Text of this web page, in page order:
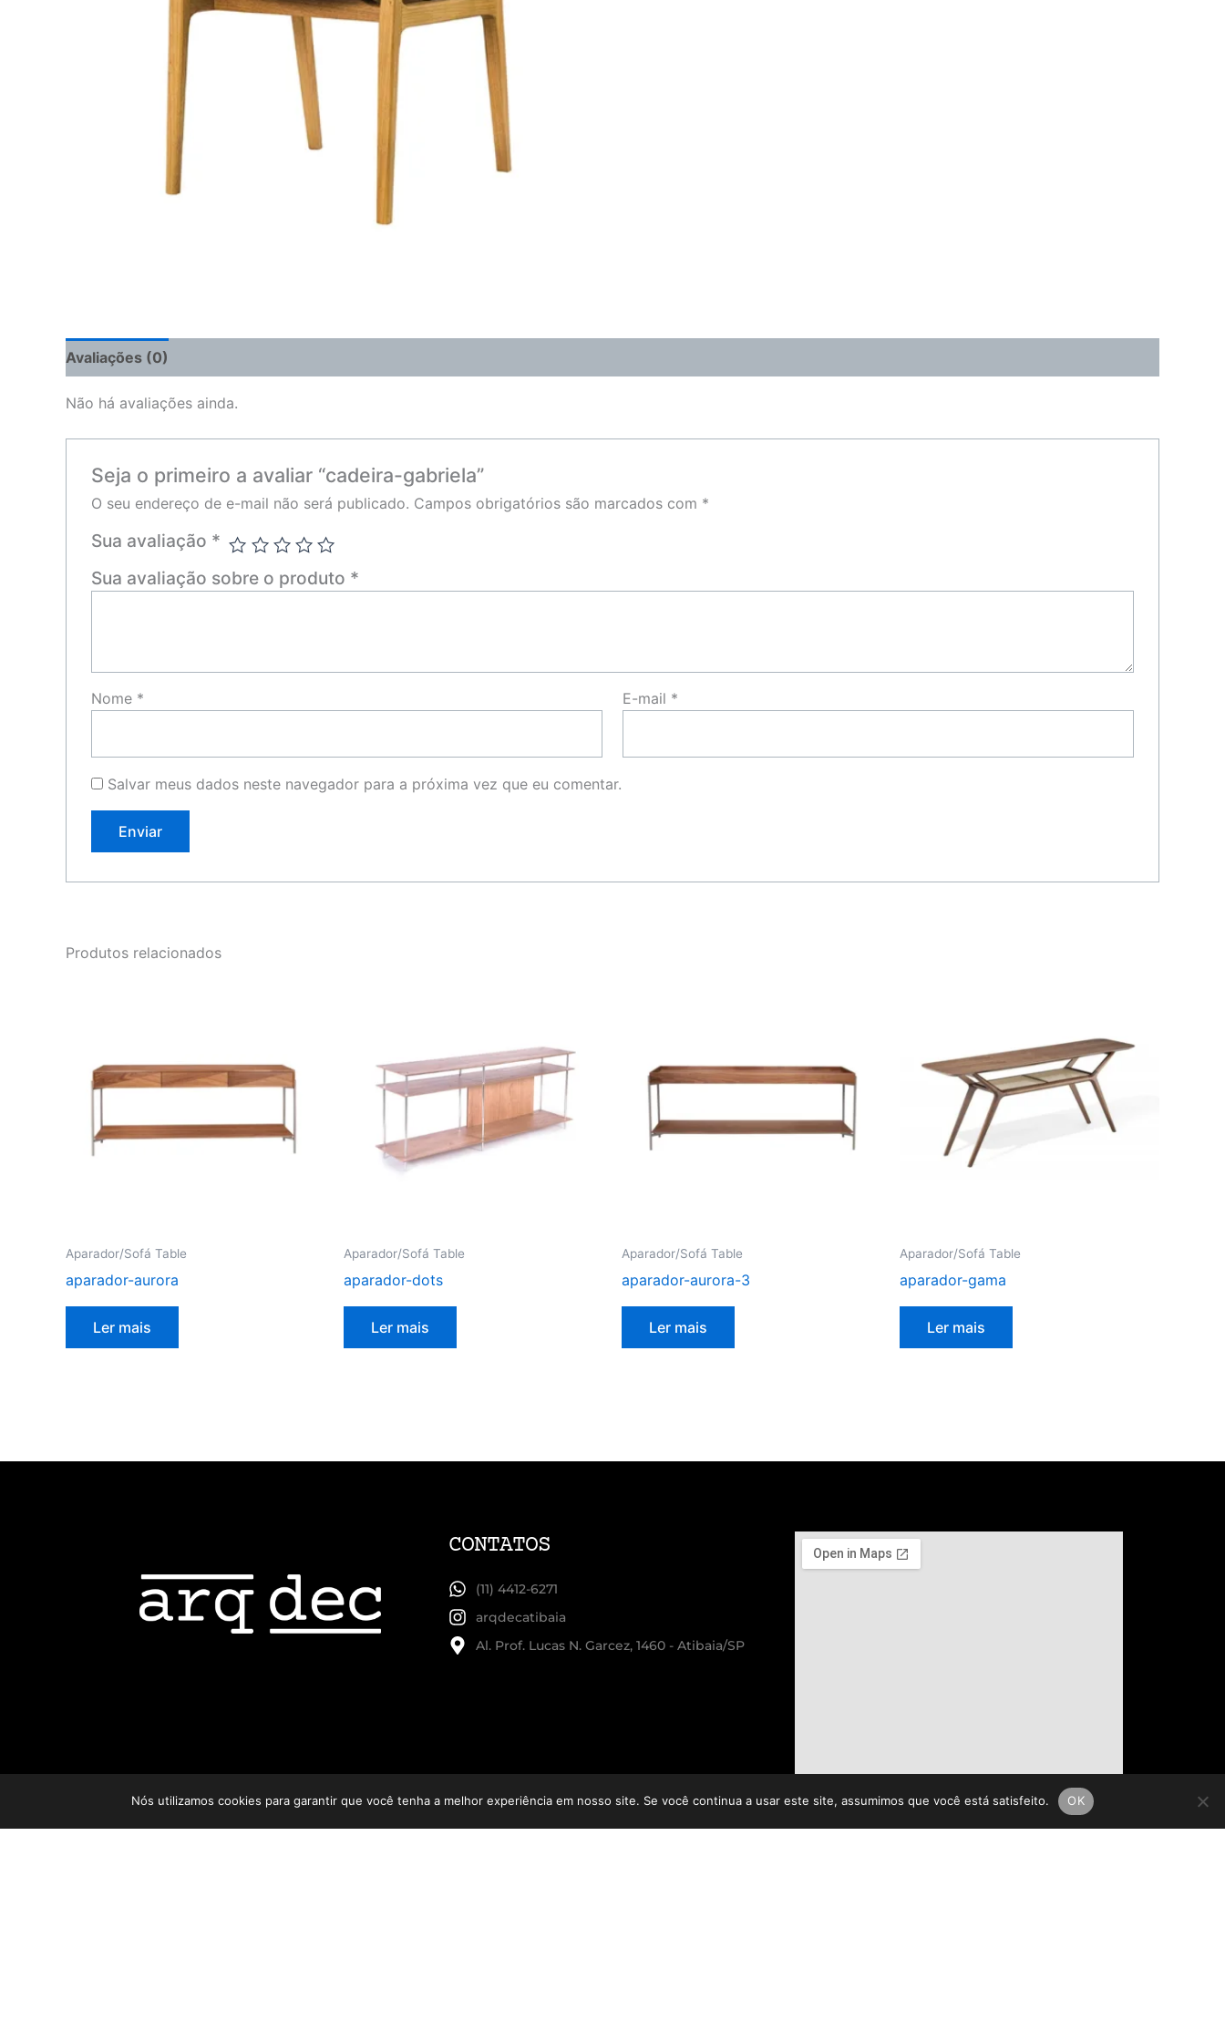
Avaliações (0)
Não há avaliações ainda.
Seja o primeiro a avaliar “cadeira-gabriela”
O seu endereço de e-mail não será publicado. Campos obrigatórios são marcados com *
Sua avaliação *
Sua avaliação sobre o produto *
Nome * E-mail *
Salvar meus dados neste navegador para a próxima vez que eu comentar.
Produtos relacionados
Aparador/Sofá Table
aparador-aurora
Ler mais
Aparador/Sofá Table
aparador-dots
Ler mais
Aparador/Sofá Table
aparador-aurora-3
Ler mais
Aparador/Sofá Table
aparador-gama
Ler mais
CONTATOS
(11) 4412-6271
arqdecatibaia
Al. Prof. Lucas N. Garcez, 1460 - Atibaia/SP
Nós utilizamos cookies para garantir que você tenha a melhor experiência em nosso site. Se você continua a usar este site, assumimos que você está satisfeito. OK